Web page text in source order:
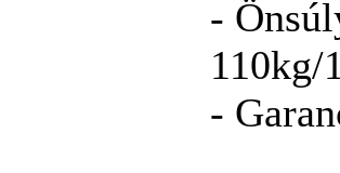
-
110kg/
-